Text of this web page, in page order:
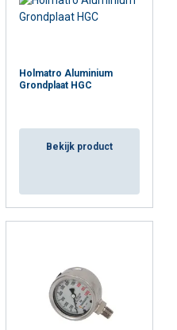
Holmatro Aluminium
Grondplaat HGC
Bekijk product